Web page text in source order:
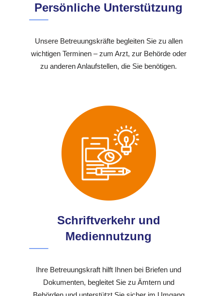
Persönliche Unterstützung
Unsere Betreuungskräfte begleiten Sie zu allen
wichtigen Terminen – zum Arzt, zur Behörde oder
zu anderen Anlaufstellen, die Sie benötigen.
Schriftverkehr und
Mediennutzung
Ihre Betreuungskraft hilft Ihnen bei Briefen und
Dokumenten, begleitet Sie zu Ämtern und